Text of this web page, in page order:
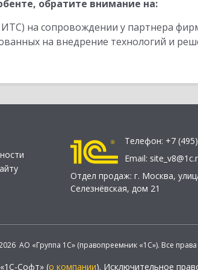
обратите внимание на:
на сопровождении у партнера
на внедрение технологий и
Телефон: +7
Email:
Отдел продаж: г. Москва,
Селезнёвская, дом 21
АО «Группа 1С» (правопреемник «1С»). Все
Софт» (о компании). Исключительное